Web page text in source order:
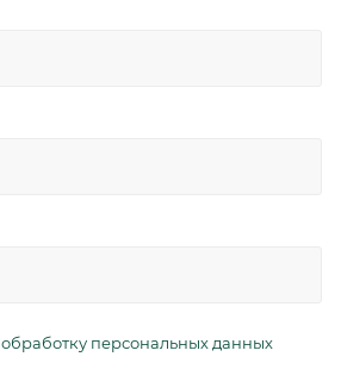
обработку персональных данных